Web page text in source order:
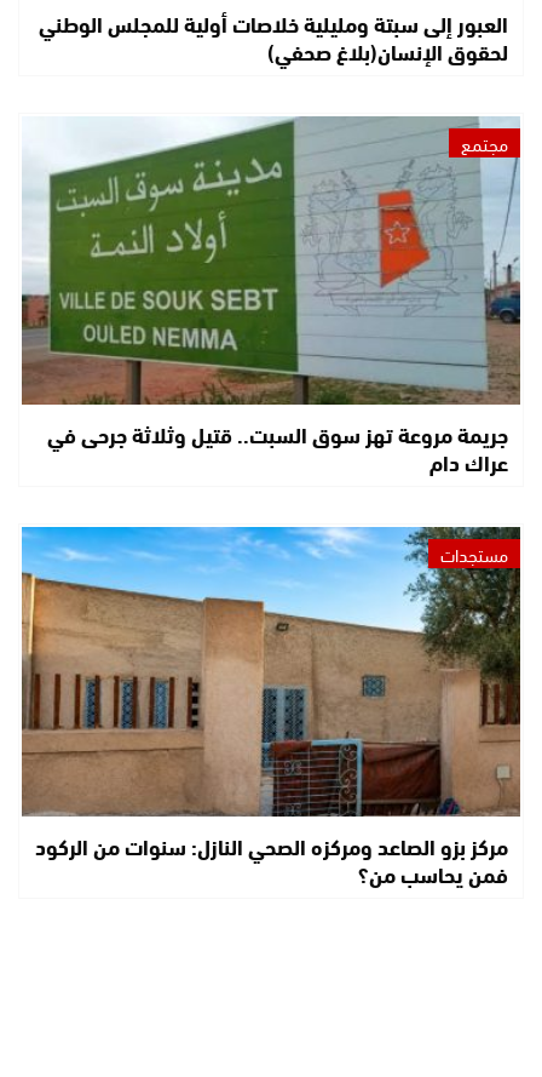
العبور إلى سبتة ومليلية خلاصات أولية للمجلس الوطني
لحقوق الإنسان(بلاغ صحفي)
مجتمع
جريمة مروعة تهز سوق السبت.. قتيل وثلاثة جرحى في
عراك دام
مستجدات
مركز بزو الصاعد ومركزه الصحي النازل: سنوات من الركود
فمن يحاسب من؟